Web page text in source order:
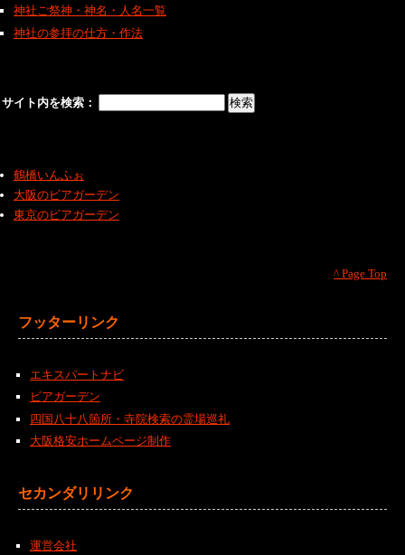
神社ご祭神・神名・人名一覧
神社の参拝の仕方・作法
サイト内を検索：
鶴橋いんふぉ
大阪のビアガーデン
東京のビアガーデン
^ Page Top
フッターリンク
エキスパートナビ
ビアガーデン
四国八十八箇所・寺院検索の霊場巡礼
大阪格安ホームページ制作
セカンダリリンク
運営会社